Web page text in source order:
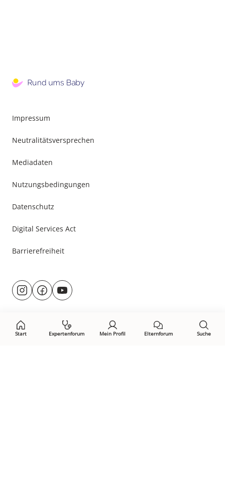
Start Expertenforum Mein Profil Elternforum Suche
Impressum
Neutralitätsversprechen
Mediadaten
Nutzungsbedingungen
Datenschutz
Digital Services Act
Barrierefreiheit
Besuche
uns@rund.ums.baby
facebook.com/rundumsbaby.de
youtube.com/@rundumsbaby_